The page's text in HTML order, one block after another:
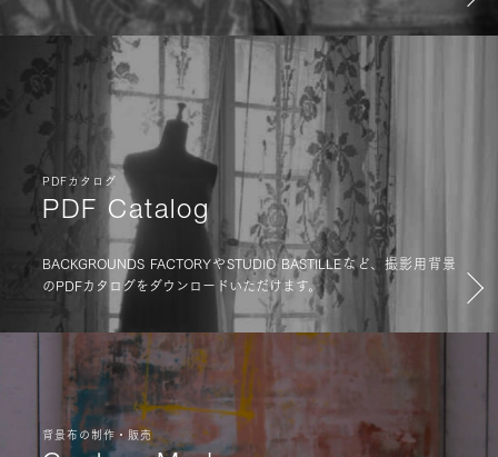
PDFカタログ
PDF Catalog
BACKGROUNDS FACTORYやSTUDIO BASTILLEなど、撮影用背景
のPDFカタログをダウンロードいただけます。
背景布の制作・販売